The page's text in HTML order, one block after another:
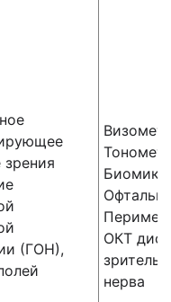
(ГОН),
ОКТ
нерва